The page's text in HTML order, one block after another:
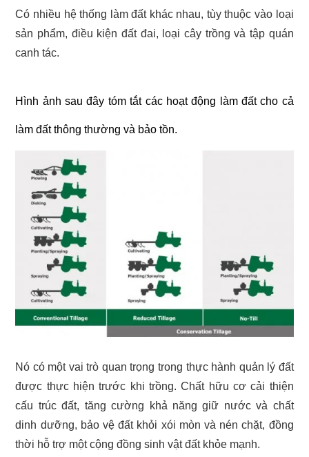
Có nhiều hệ thống làm đất khác nhau, tùy thuộc vào loại
sản phẩm, điều kiện đất đai, loại cây trồng và tập quán
canh tác.
Hình ảnh sau đây tóm tắt các hoạt động làm đất cho cả
làm đất thông thường và bảo tồn.
Nó có một vai trò quan trọng trong thực hành quản lý đất
được thực hiện trước khi trồng. Chất hữu cơ cải thiện
cấu trúc đất, tăng cường khả năng giữ nước và chất
dinh dưỡng, bảo vệ đất khỏi xói mòn và nén chặt, đồng
thời hỗ trợ một cộng đồng sinh vật đất khỏe mạnh.